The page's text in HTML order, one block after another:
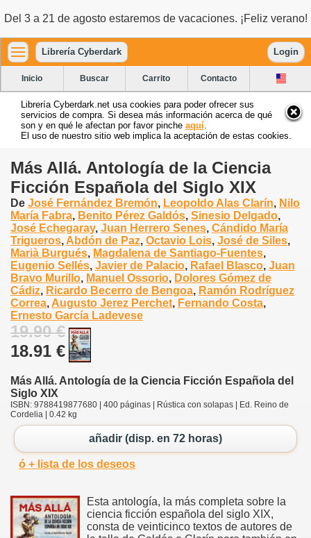
Del 3 a 21 de agosto estaremos de vacaciones. ¡Feliz verano!
Librería Cyberdark Login
Inicio Buscar Carrito Contacto
Librería Cyberdark.net usa cookies para poder ofrecer sus
servicios de compra. Si desea más información acerca de qué
son y en qué le afectan por favor pinche aquí
El uso de nuestro sitio web implica la aceptación de estas cookies.
Más Allá. Antología de la Ciencia
Ficción Española del Siglo XIX
De José Fernández Bremón, Leopoldo Alas Clarín, Nilo
María Fabra, Benito Pérez Galdós, Sinesio Delgado,
José Echegaray, Juan Herrero Senes, Cándido María
Trigueros, Abdón de Paz, Octavio Lois, José de Siles,
Marià Burgués, Magdalena de Santiago-Fuentes,
Eugenio Sellés, Javier de Palacio, Rafael Blasco, Juan
Bravo Murillo, Manuel Ossorio, Dolores Gómez de
Cádiz, Ricardo Becerro de Bengoa, Ramón Rodríguez
Correa, Augusto Jerez Perchet, Fernando Costa,
Ernesto García Ladevese
19.90 €
18.91 €
Más Allá. Antología de la Ciencia Ficción Española del
Siglo XIX
ISBN: 9788419877680 | 400 páginas | Rústica con solapas | Ed. Reino de
Cordelia | 0.42 kg
añadir (disp. en 72 horas)
ó + lista de los deseos
Esta antología, la más completa sobre la
ciencia ficción española del siglo XIX,
consta de veinticinco textos de autores de